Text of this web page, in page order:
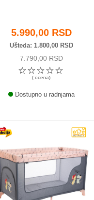
5.990,00 RSD
Ušteda 1.800,00 RSD
7.790,00 RSD
☆
☆
☆
☆
☆
( ocena)
Dostupno u radnjama